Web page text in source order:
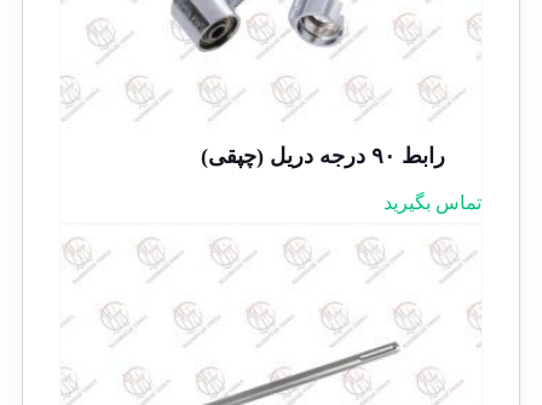
رابط ۹۰ درجه دریل (چپقی)
تماس بگیرید